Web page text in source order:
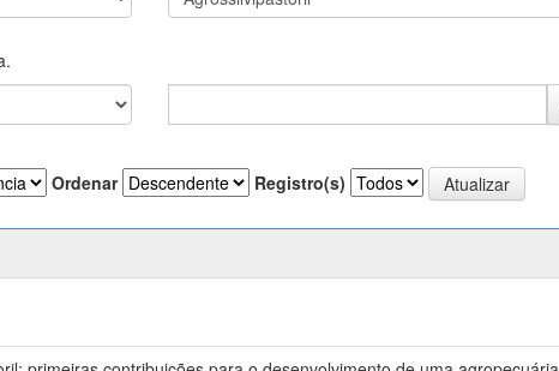
Ordenar Registro(s)